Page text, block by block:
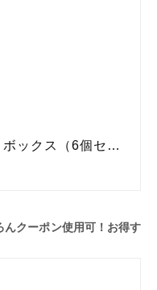
クーポン使用可！お得す